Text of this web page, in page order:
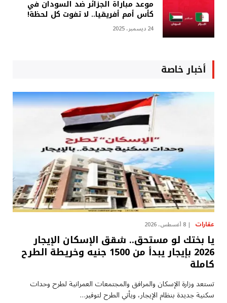
موعد مباراة الجزائر ضد السودان في
كأس أمم أفريقيا.. لا تفوت كل لحظة!
24 ديسمبر، 2025
أخبار خاصة
عقارات 8 أغسطس، 2026
يا بختك لو مستحق.. شقق الإسكان الإيجار
2026 بإيجار يبدأ من 1500 جنيه وخريطة الطرح
كاملة
تستعد وزارة الإسكان والمرافق والمجتمعات العمرانية لطرح وحدات
سكنية جديدة بنظام الإيجار، ويأتي الطرح لتوفير…